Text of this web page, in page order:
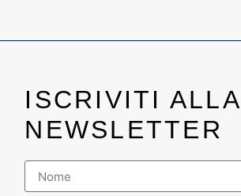
ISCRIVITI ALLA
NEWSLETTER